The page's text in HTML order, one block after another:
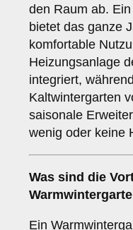
den Raum ab.
bietet das ganze
komfortable
Heizungsanlage
integriert,
Kaltwintergarten
saisonale
wenig oder keine
Was sind die
Ein